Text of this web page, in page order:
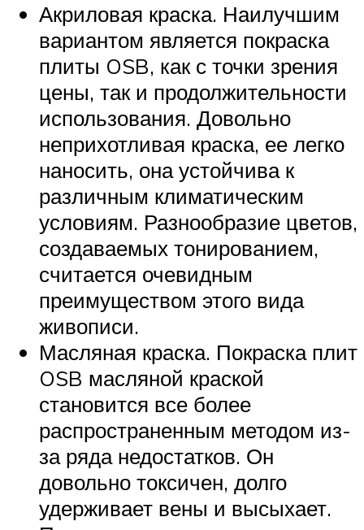
Акриловая краска. Наилучшим
вариантом является покраска
плиты OSB, как с точки зрения
цены, так и продолжительности
использования. Довольно
неприхотливая краска, ее легко
наносить, она устойчива к
различным климатическим
условиям. Разнообразие цветов,
создаваемых тонированием,
считается очевидным
преимуществом этого вида
живописи.
Масляная краска. Покраска плит
OSB масляной краской
становится все более
распространенным методом из-
за ряда недостатков. Он
довольно токсичен, долго
удерживает вены и высыхает.